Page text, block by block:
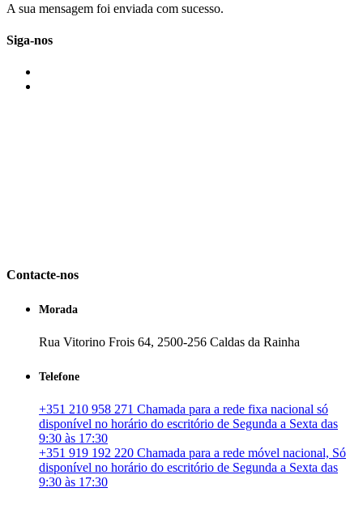
A sua mensagem foi enviada com sucesso.
Siga-nos
Contacte-nos
Morada
Rua Vitorino Frois 64, 2500-256 Caldas da Rainha
Telefone
+351 210 958 271 Chamada para a rede fixa nacional só
disponível no horário do escritório de Segunda a Sexta das
9:30 às 17:30
+351 919 192 220 Chamada para a rede móvel nacional, Só
disponível no horário do escritório de Segunda a Sexta das
9:30 às 17:30